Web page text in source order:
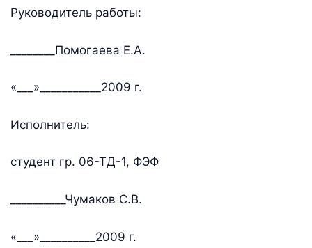
Руководитель работы:
________Помогаева Е.А.
«___»___________2009 г.
Исполнитель:
студент гр. 06-ТД-1, ФЭФ
__________Чумаков С.В.
«___»__________2009 г.